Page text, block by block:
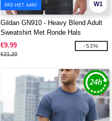
W1
PAS HET AAN!
Gildan GN910 - Heavy Blend Adult
Sweatshirt Met Ronde Hals
€9.99
€21.20
-53%